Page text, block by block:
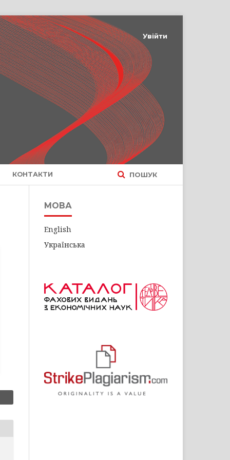
КОНТАКТИ ПОШУК
Увійти
МОВА
English
Українська